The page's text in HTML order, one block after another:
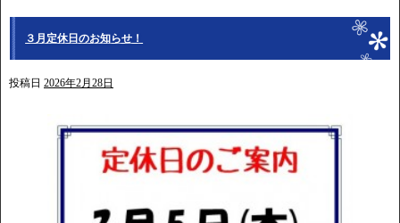
３月定休日のお知らせ！
投稿日 2026年2月28日